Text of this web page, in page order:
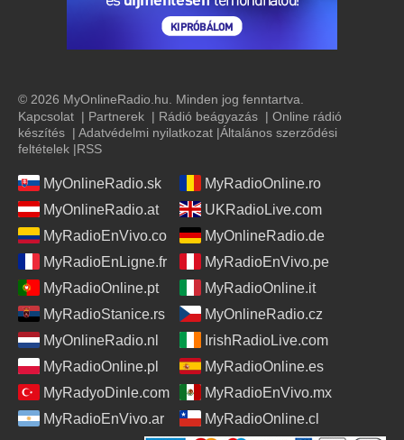
© 2026 MyOnlineRadio.hu. Minden jog fenntartva.
Kapcsolat | Partnerek | Rádió beágyazás | Online rádió
készítés | Adatvédelmi nyilatkozat |Általános szerződési
feltételek |RSS
MyOnlineRadio.sk
MyRadioOnline.ro
MyOnlineRadio.at
UKRadioLive.com
MyRadioEnVivo.co
MyOnlineRadio.de
MyRadioEnLigne.fr
MyRadioEnVivo.pe
MyRadioOnline.pt
MyRadioOnline.it
MyRadioStanice.rs
MyOnlineRadio.cz
MyOnlineRadio.nl
IrishRadioLive.com
MyRadioOnline.pl
MyRadioOnline.es
MyRadyoDinle.com
MyRadioEnVivo.mx
MyRadioEnVivo.ar
MyRadioOnline.cl